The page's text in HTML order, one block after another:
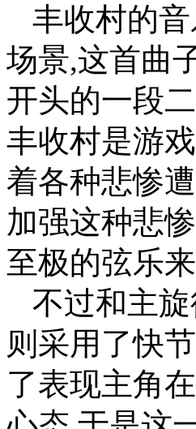
丰收村的
场景,这首曲
开头的一段
丰收村是游
着各种悲惨
加强这种悲
至极的弦乐
不过和主
则采用了快
了表现主角